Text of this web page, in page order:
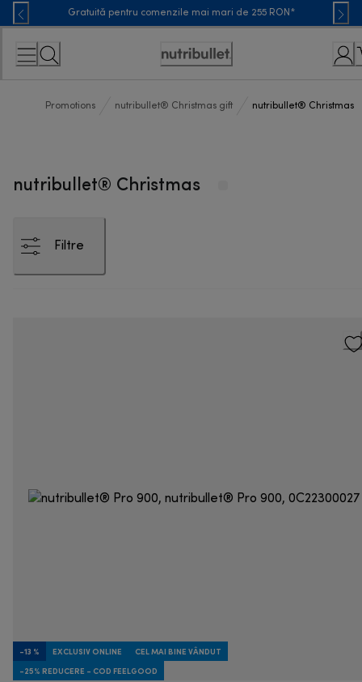
Skip
to
Content
Gratuită pentru comenzile mai mari de 255 RON*
Accessibility
Promotions nutribullet® Christmas gift nutribullet® Christmas
nutribullet® Christmas
Filtre
-13 % EXCLUSIV ONLINE
CEL MAI BINE VÂNDUT
-25% REDUCERE - COD FEELGOOD